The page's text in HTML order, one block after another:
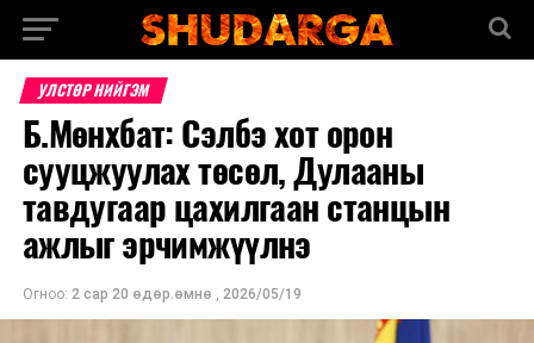
УЛСТӨР НИЙГЭМ
Б.Мөнхбат: Сэлбэ хот орон
сууцжуулах төсөл, Дулааны
тавдугаар цахилгаан станцын
ажлыг эрчимжүүлнэ
Огноо: 2 сар 20 өдөр.өмнө , 2026/05/19